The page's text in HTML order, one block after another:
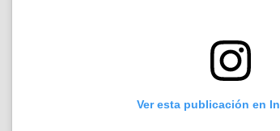
Ver esta publicación en